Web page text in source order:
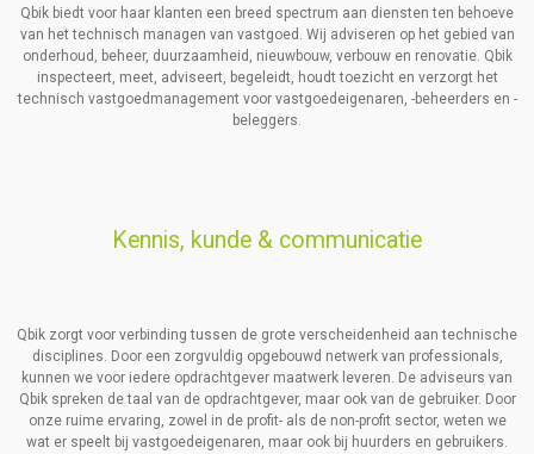
Qbik biedt voor haar klanten een breed spectrum aan diensten ten behoeve
van het technisch managen van vastgoed. Wij adviseren op het gebied van
onderhoud, beheer, duurzaamheid, nieuwbouw, verbouw en renovatie. Qbik
inspecteert, meet, adviseert, begeleidt, houdt toezicht en verzorgt het
technisch vastgoedmanagement voor vastgoedeigenaren, -beheerders en -
beleggers.
Kennis, kunde & communicatie
Qbik zorgt voor verbinding tussen de grote verscheidenheid aan technische
disciplines. Door een zorgvuldig opgebouwd netwerk van professionals,
kunnen we voor iedere opdrachtgever maatwerk leveren. De adviseurs van
Qbik spreken de taal van de opdrachtgever, maar ook van de gebruiker. Door
onze ruime ervaring, zowel in de profit- als de non-profit sector, weten we
wat er speelt bij vastgoedeigenaren, maar ook bij huurders en gebruikers.